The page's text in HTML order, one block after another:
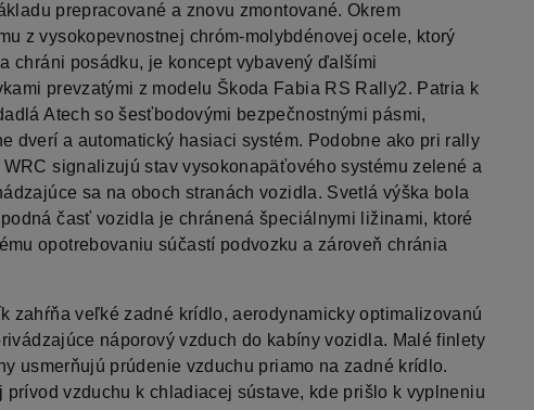
prepracované a znovu zmontované. Okrem
z vysokopevnostnej chróm-molybdénovej ocele, ktorý
chráni posádku, je koncept vybavený ďalšími
prevzatými z modelu Škoda Fabia RS Rally2. Patria k
Atech so šesťbodovými bezpečnostnými pásmi,
dverí a automatický hasiaci systém. Podobne ako pri rally
signalizujú stav vysokonapäťového systému zelené a
sa na oboch stranách vozidla. Svetlá výška bola
časť vozidla je chránená špeciálnymi ližinami, ktoré
opotrebovaniu súčastí podvozku a zároveň chránia
zahŕňa veľké zadné krídlo, aerodynamicky optimalizovanú
náporový vzduch do kabíny vozidla. Malé finlety
usmerňujú prúdenie vzduchu priamo na zadné krídlo.
prívod vzduchu k chladiacej sústave, kde prišlo k vyplneniu